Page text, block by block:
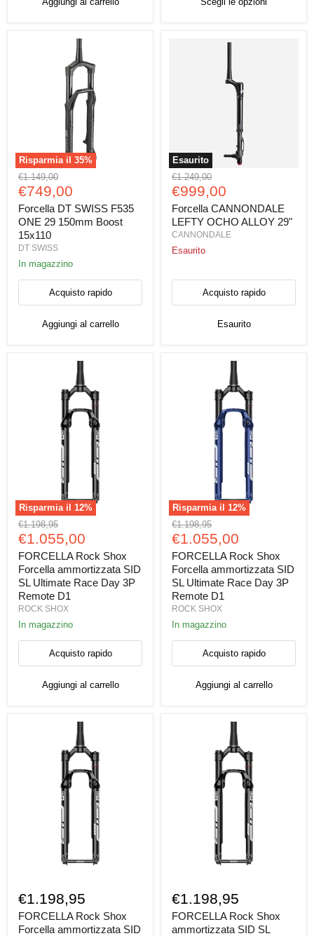
Risparmia il 35%
Forcella
DT
SWISS
F535
ONE
29
150mm
Boost
15x110
Prezzo
originale
€1.149,00
Prezzo
attuale
€749,00
Forcella DT SWISS F535
ONE 29 150mm Boost
15x110
DT SWISS
In magazzino
Acquisto rapido
Aggiungi al carrello
Esaurito
Forcella
CANNONDALE
LEFTY
OCHO
ALLOY
29"
Prezzo
originale
€1.249,00
Prezzo
attuale
€999,00
Forcella CANNONDALE
LEFTY OCHO ALLOY 29"
CANNONDALE
Esaurito
Acquisto rapido
Esaurito
Risparmia il 12%
FORCELLA
Rock
Shox
Forcella
ammortizzata
SID
SL
Ultimate
Race
Day
Remote
Prezzo
originale
€1.198,95
Prezzo
attuale
€1.055,00
FORCELLA Rock Shox
Forcella ammortizzata SID
SL Ultimate Race Day 3P
Remote D1
ROCK SHOX
In magazzino
Acquisto rapido
Aggiungi al carrello
Risparmia il 12%
FORCELLA
Rock
Shox
Forcella
ammortizzata
SID
SL
Ultimate
Race
Day
Remote
Prezzo
originale
€1.198,95
Prezzo
attuale
€1.055,00
FORCELLA Rock Shox
Forcella ammortizzata SID
SL Ultimate Race Day 3P
Remote D1
ROCK SHOX
In magazzino
Acquisto rapido
Aggiungi al carrello
Rock
Shox
Forcella
ammortizzata
€1.198,95
FORCELLA Rock Shox
Forcella ammortizzata SID
Rock
Shox
ammortizzata
SID
€1.198,95
FORCELLA Rock Shox
ammortizzata SID SL